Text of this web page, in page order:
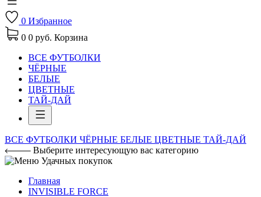
0 Избранное
0 0 руб. Корзина
ВСЕ ФУТБОЛКИ
ЧЁРНЫЕ
БЕЛЫЕ
ЦВЕТНЫЕ
ТАЙ-ДАЙ
ВСЕ ФУТБОЛКИ ЧЁРНЫЕ БЕЛЫЕ ЦВЕТНЫЕ ТАЙ-ДАЙ
Выберите интересующую вас категорию
Главная
INVISIBLE FORCE